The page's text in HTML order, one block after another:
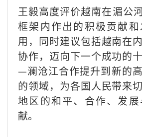
王毅高度评价越南在湄公
框架内作出的积极贡献
用，同时建议包括越南在
协作，迈向下一个成功的
—澜沧江合作提升到新的
的领域，为各国人民带来
地区的和平、合作、发
献。